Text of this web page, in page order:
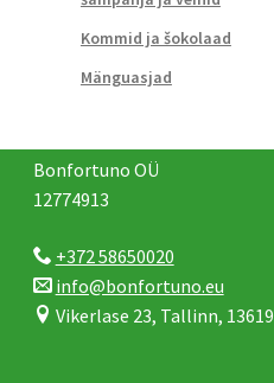
Kommid ja šokolaad
Mänguasjad
Bonfortuno OÜ
12774913
+372 58650020
info@bonfortuno.eu
Vikerlase 23, Tallinn, 13619